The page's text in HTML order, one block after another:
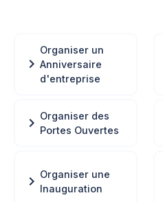
chevron_right
Organiser un
Anniversaire
d'entreprise
chevron_right Organiser des
Portes Ouvertes
chevron_right Organiser une
Inauguration